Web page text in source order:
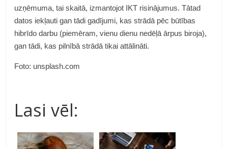
uzņēmuma, tai skaitā, izmantojot IKT risinājumus. Tātad
datos iekļauti gan tādi gadījumi, kas strādā pēc būtības
hibrīdo darbu (piemēram, vienu dienu nedēļā ārpus biroja),
gan tādi, kas pilnībā strādā tikai attālināti.
Foto: unsplash.com
Lasi vēl: